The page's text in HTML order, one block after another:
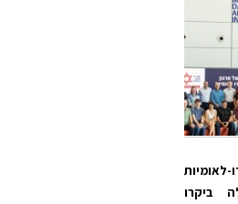
לאומיות
ביקרו